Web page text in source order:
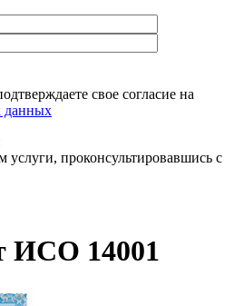
свое согласие на
данных
проконсультировавшись с
ИСО 14001